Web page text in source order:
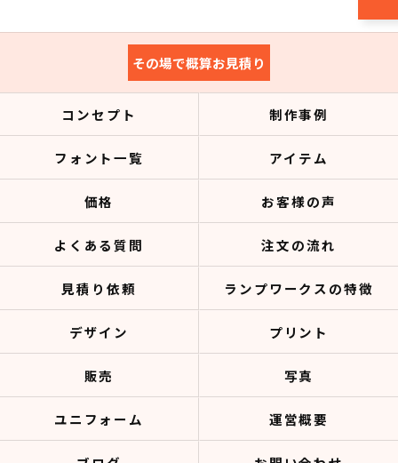
その場で概算お見積り
コンセプト 制作事例
フォント一覧 アイテム
価格 お客様の声
よくある質問 注文の流れ
見積り依頼 ランプワークスの特徴
デザイン プリント
販売 写真
ユニフォーム 運営概要